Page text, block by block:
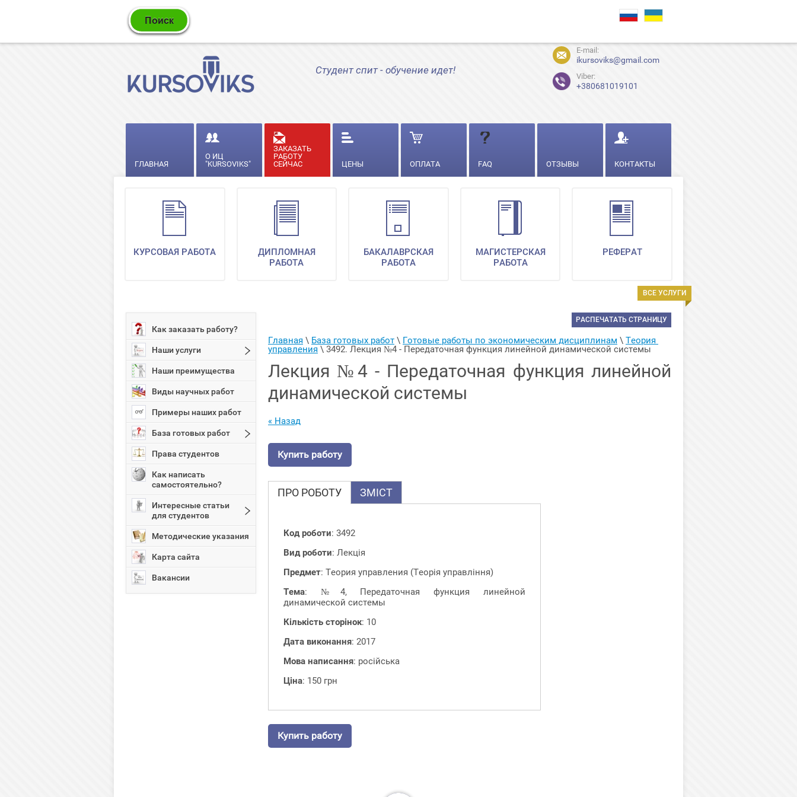
Студент спит - обучение идет!
E-mail:
ikursoviks@gmail.com
Viber:
+380681019101
ГЛАВНАЯ
О ИЦ
"KURSOVIKS"
ЗАКАЗАТЬ
РАБОТУ
СЕЙЧАС
ЦЕНЫ ОПЛАТА FAQ ОТЗЫВЫ КОНТАКТЫ
ВСЕ УСЛУГИ
КУРСОВАЯ РАБОТА
ДИПЛОМНАЯ
РАБОТА
БАКАЛАВРСКАЯ
РАБОТА
МАГИСТЕРСКАЯ
РАБОТА
РЕФЕРАТ
Как заказать работу?
Наши услуги
Наши преимущества
Виды научных работ
Примеры наших работ
База готовых работ
Права студентов
Как написать
самостоятельно?
Интересные статьи
для студентов
Методические указания
Карта сайта
Вакансии
РАСПЕЧАТАТЬ СТРАНИЦУ
Главная \ База готовых работ \ Готовые работы по экономическим дисциплинам \ Теория
управления \ 3492. Лекция №4 - Передаточная функция линейной динамической системы
Лекция №4 - Передаточная функция линейной
динамической системы
« Назад
Купить работу
ПРО РОБОТУ ЗМІСТ
Код роботи: 3492
Вид роботи: Лекція
Предмет: Теория управления (Теорія управління)
Тема: №4, Передаточная функция линейной
динамической системы
Кількість сторінок: 10
Дата виконання: 2017
Мова написання: російська
Ціна: 150 грн
Купить работу